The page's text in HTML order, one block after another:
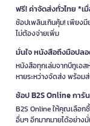
ฟรี! ค่าจัดส่งทั่วไทย *
ช้อปเพลินเกินคุ้ม! เพียง
ไม่ต้องจ่ายเพิ่ม
มั่นใจ หนังสือถึงมือปล
หนังสือทุกเล่มจากบีทูเอ
หายระหว่างจัดส่ง พร้อ
ช้อป B2S Online การั
B2S Online ให้คุณเลือก
อื่นๆ อีกมากมายได้อย่าง